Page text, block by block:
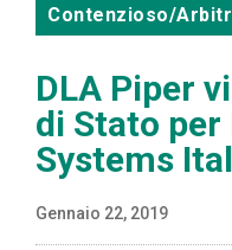
Contenzioso/
DLA Piper
di Stato per
Systems
Gennaio 22, 2019